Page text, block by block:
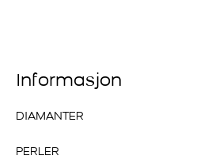
Informasjon
DIAMANTER
PERLER